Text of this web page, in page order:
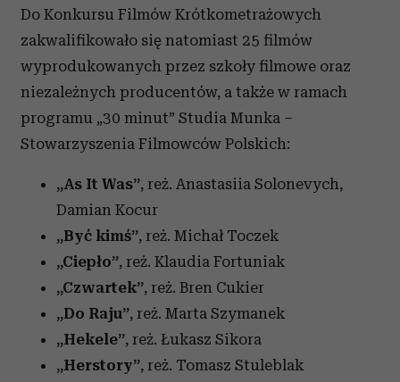
Do Konkursu Filmów Krótkometrażowych
zakwalifikowało się natomiast 25 filmów
wyprodukowanych przez szkoły filmowe oraz
niezależnych producentów, a także w ramach
programu „30 minut” Studia Munka –
Stowarzyszenia Filmowców Polskich:
„As It Was”, reż. Anastasiia Solonevych,
Damian Kocur
„Być kimś”, reż. Michał Toczek
„Ciepło”, reż. Klaudia Fortuniak
„Czwartek”, reż. Bren Cukier
„Do Raju”, reż. Marta Szymanek
„Hekele”, reż. Łukasz Sikora
„Herstory”, reż. Tomasz Stuleblak